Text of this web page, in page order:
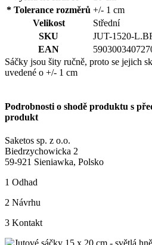
* Tolerance rozměrů +/- 1 cm
Velikost
Střední
SKU
JUT-1520-
EAN
Sáčky jsou šity ručně, proto se jejich
uvedené o +/- 1 cm
Podrobnosti o shodě produktu s
produkt
Saketos sp. z o.o.
Biedrzychowicka 2
59-921 Sieniawka, Polsko
1 Odhad
2 Návrhu
3 Kontakt